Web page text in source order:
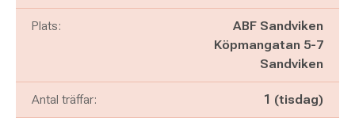
Plats:
ABF Sandviken
Köpmangatan 5-7
Sandviken
Antal träffar: 1 (tisdag)